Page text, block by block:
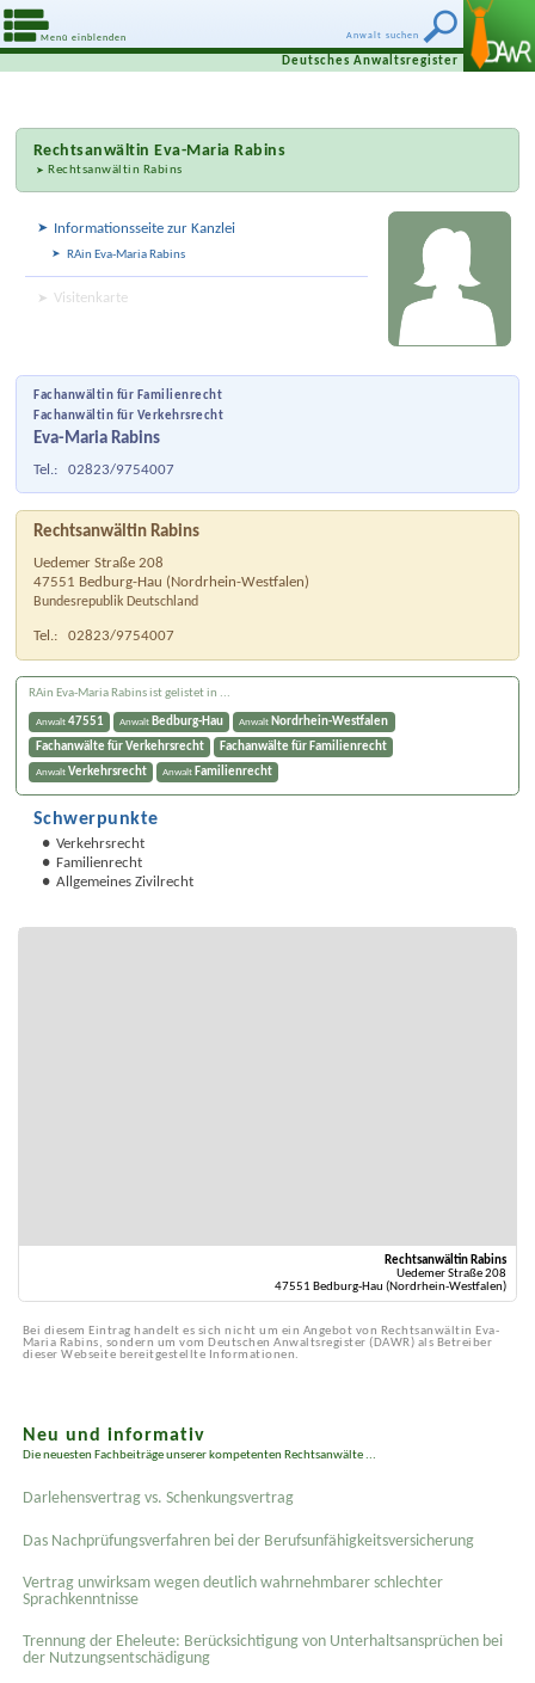
Anwalt suchen
Menü einblenden
Deutsches Anwaltsregister
RechtsanwältinEva-Maria Rabins
Rechtsanwältin Rabins
Informationsseite zur Kanzlei
RAin Eva-Maria Rabins
Visitenkarte
Fachanwältin für Familienrecht
Fachanwältin für Verkehrsrecht
Eva-Maria Rabins
Tel.: 02823/9754007
Rechtsanwältin Rabins
Uedemer Straße 208
47551 Bedburg-Hau (Nordrhein-Westfalen)
Bundesrepublik Deutschland
Tel.: 02823/9754007
RAin Eva-Maria Rabins ist gelistet in ...
Anwalt 47551 Anwalt Bedburg-Hau Anwalt Nordrhein-Westfalen
Fachanwälte für Verkehrsrecht
Fachanwälte für Familienrecht
Anwalt Verkehrsrecht Anwalt Familienrecht
Schwerpunkte
Verkehrsrecht
Familienrecht
Allgemeines Zivilrecht
Rechtsanwältin Rabins
Uedemer Straße 208
47551 Bedburg-Hau (Nordrhein-Westfalen)
Bei diesem Eintrag handelt es sich nicht um ein Angebot von Rechtsanwältin Eva-
Maria Rabins, sondern um vom Deutschen Anwaltsregister (DAWR) als Betreiber
dieser Webseite bereitgestellte Informationen.
Neu und informativ
Die neuesten Fachbeiträge unserer kompetenten Rechtsanwälte ...
Darlehensvertrag vs. Schenkungsvertrag
Das Nachprüfungsverfahren bei der Berufsunfähigkeitsversicherung
Vertrag unwirksam wegen deutlich wahrnehmbarer schlechter
Sprachkenntnisse
Trennung der Eheleute: Berücksichtigung von Unterhaltsansprüchen bei
der Nutzungsentschädigung